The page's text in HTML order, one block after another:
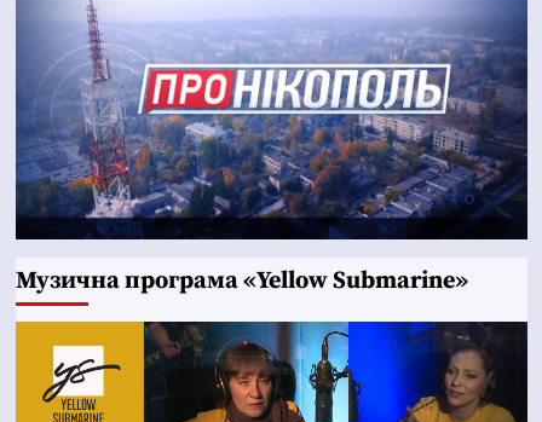
Музична програма «Yellow Submarine»